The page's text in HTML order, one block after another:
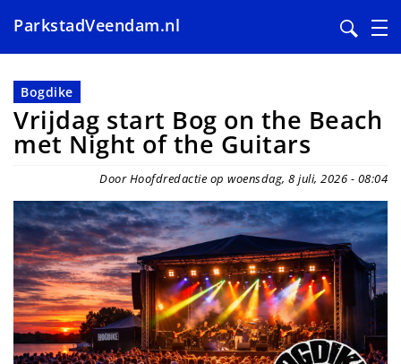
en
naar
de
inhoud
ParkstadVeendam.nl
Bogdike
Vrijdag start Bog on the Beach
met Night of the Guitars
Door Hoofdredactie op woensdag, 8 juli, 2026 - 08:04